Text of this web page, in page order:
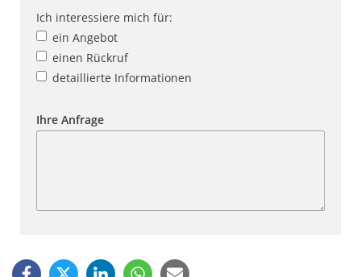
Ich interessiere mich für:
ein Angebot
einen Rückruf
detaillierte Informationen
Ihre Anfrage